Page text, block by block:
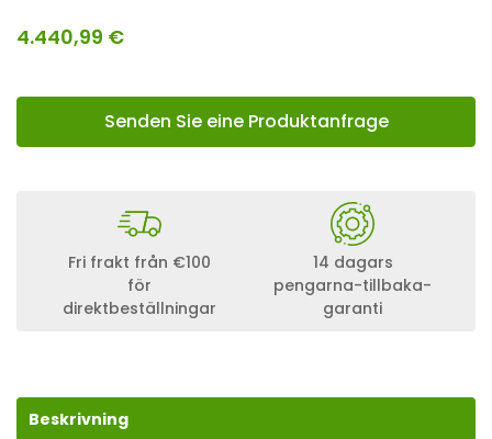
4.440,99 €
Senden Sie eine Produktanfrage
Fri frakt från €100
för
direktbeställningar
14 dagars
pengarna-tillbaka-
garanti
Beskrivning